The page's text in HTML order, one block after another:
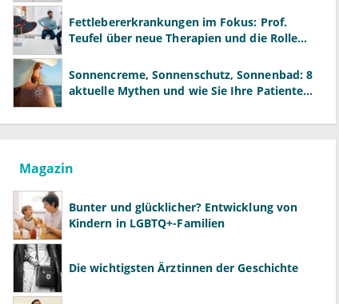
Fettlebererkrankungen im Fokus: Prof.
Teufel über neue Therapien und die Rolle
Sonnencreme, Sonnenschutz, Sonnenbad: 8
aktuelle Mythen und wie Sie Ihre Patienten
Magazin
Bunter und glücklicher? Entwicklung von
Kindern in LGBTQ+-Familien
Die wichtigsten Ärztinnen der Geschichte